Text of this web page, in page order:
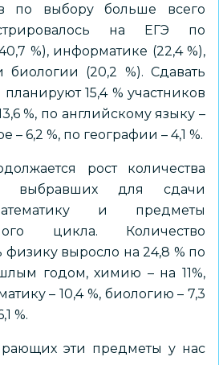
по выбору больше всего
на ЕГЭ по
%), информатике (22,4 %),
(20,2 %). Сдавать
15,4 % участников
%, по английскому языку –
– 6,2 %, по географии – 4,1 %.
рост количества
выбравших для сдачи
и предметы
цикла. Количество
выросло на 24,8 % по
годом, химию – на 11%,
– 10,4 %, биологию – 7,3
%.
эти предметы у нас